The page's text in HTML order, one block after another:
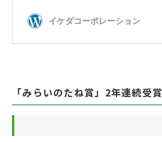
「みらいのたね賞」2年連続受賞